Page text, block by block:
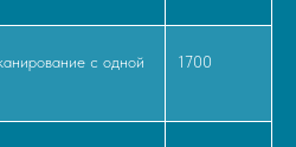
с одной
1700